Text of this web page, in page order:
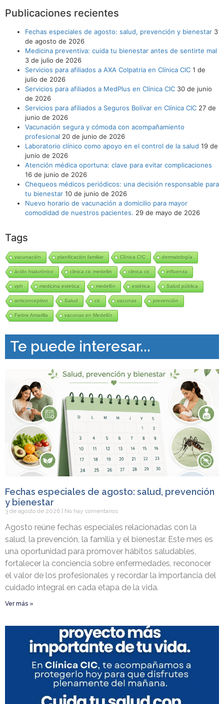
Publicaciones recientes
Fechas especiales de agosto: salud, prevención y bienestar 3
de agosto de 2026
Medicina preventiva: cuida tu bienestar antes de sentirte mal
3 de julio de 2026
Servicios para afiliados a AXA Colpatria en Clínica CIC 1 de
julio de 2026
Servicios para afiliados a MedPlus en Clínica CIC 30 de junio
de 2026
Servicios para afiliados a Seguros Bolívar en Clínica CIC 27 de
junio de 2026
Vacunación segura y cómoda con acompañamiento
profesional 20 de junio de 2026
Laboratorio clínico como apoyo en el control de la salud 19 de
junio de 2026
Atención médica oportuna: clave para evitar complicaciones
16 de junio de 2026
Chequeos médicos periódicos: una decisión responsable para
tu bienestar 10 de junio de 2026
Nuevo horario de vacunación a domicilio para mayor
comodidad de nuestros pacientes. 29 de mayo de 2026
Tags
vacunación planificación familiar Clínica CIC dermatología
ácido hialurónico clinica cic medellin clinica cic influenza
vph medicina estetica medellín estética Salud pública
anticonceptivo Salud cic vacunas prevención
Fiebre Amarilla vacunas en Medellín
Te puede interesar...
Fechas especiales de agosto: salud, prevención
y bienestar
3 de agosto de 2026 No hay comentarios
Agosto reúne fechas especiales relacionadas con la
salud, la prevención, la familia y el bienestar. Este mes es
una oportunidad para promover hábitos saludables,
fortalecer la conciencia sobre enfermedades, reconocer
el valor de los profesionales y recordar la importancia del
cuidado integral en cada etapa de la vida.
Ver más »